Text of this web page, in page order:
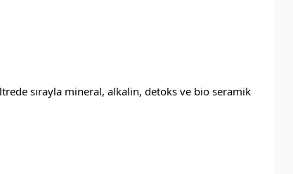
sırayla mineral, alkalin, detoks ve bio seramik